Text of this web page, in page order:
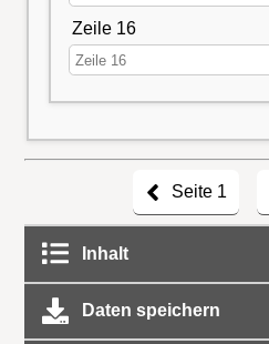
Zeile 16
Seite 1
Inhalt
Daten speichern